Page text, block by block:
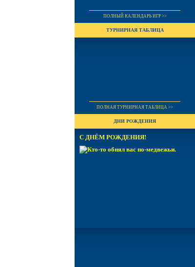
ПОЛНЫЙ КАЛЕНДАРЬ ИГР >>
ТУРНИРНАЯ ТАБЛИЦА
ПОЛНАЯ ТУРНИРНАЯ ТАБЛИЦА >>
ДНИ РОЖДЕНИЯ
С ДНЁМ РОЖДЕНИЯ!